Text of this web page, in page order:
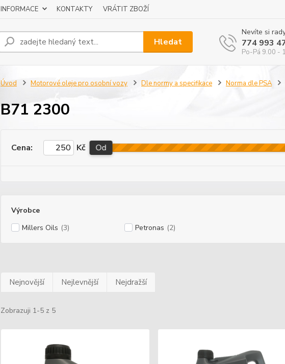
INFORMACE KONTAKTY VRÁTIT ZBOŽÍ
Hledat
Nevíte si
774 993
Po-Pá 9.00 -
Úvod Motorové oleje pro osobní vozy Dle normy a specifikace Norma dle PSA
B71 2300
Cena: Kč Od
Výrobce
Millers Oils (3) Petronas (2)
Nejnovější Nejlevnější Nejdražší
Zobrazuji 1-5 z 5